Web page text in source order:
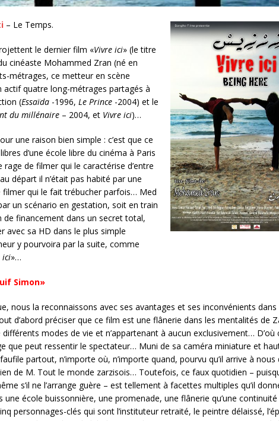
– Le Temps.
le dernier film «Vivre ici» (le titre
cinéaste Mohammed Zran (né en
métrages, ce metteur en scène
actif quatre long-métrages partagés à
(Essaïda -1996, Le Prince -2004) et le
du millénaire – 2004, et Vivre ici)…
une raison bien simple : c’est que ce
d’une école libre du cinéma à Paris
de filmer qui le caractérise d’entre
départ il n’était pas habité par une
filmer qui le fait trébucher parfois… Med
un scénario en gestation, soit en train
de financement dans un secret total,
avec sa HD dans le plus simple
y pourvoira par la suite, comme
ici»…
Simon»
nous la reconnaissons avec ses avantages et ses inconvénients dans
d’abord préciser que ce film est une flânerie dans les mentalités de
modes de vie et n’appartenant à aucun exclusivement… D’où
que peut ressentir le spectateur… Muni de sa caméra miniature et
partout, n’importe où, n’importe quand, pourvu qu’il arrive à nous
de M. Tout le monde zarzisois… Toutefois, ce faux quotidien –
s’il ne l’arrange guère – est tellement à facettes multiples qu’il
une école buissonnière, une promenade, une flânerie qu’une
personnages-clés qui sont l’instituteur retraité, le peintre délaissé,